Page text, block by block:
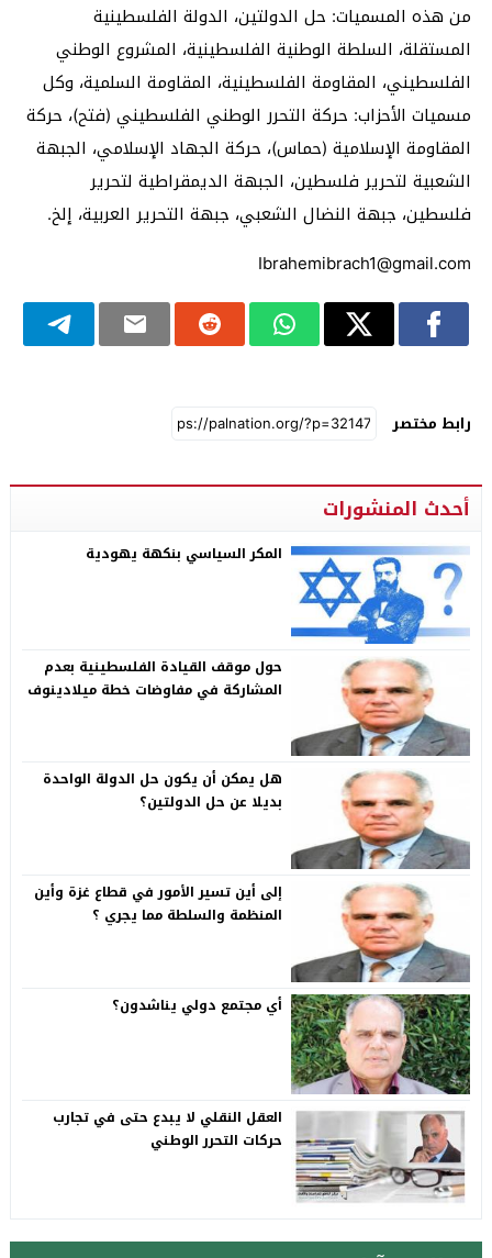
من هذه المسميات: حل الدولتين، الدولة الفلسطينية
المستقلة، السلطة الوطنية الفلسطينية، المشروع الوطني
الفلسطيني، المقاومة الفلسطينية، المقاومة السلمية، وكل
مسميات الأحزاب: حركة التحرر الوطني الفلسطيني (فتح)، حركة
المقاومة الإسلامية (حماس)، حركة الجهاد الإسلامي، الجبهة
الشعبية لتحرير فلسطين، الجبهة الديمقراطية لتحرير
فلسطين، جبهة النضال الشعبي، جبهة التحرير العربية، إلخ.
Ibrahemibrach1@gmail.com
رابط مختصر
أحدث المنشورات
المكر السياسي بنكهة يهودية
حول موقف القيادة الفلسطينية بعدم
المشاركة في مفاوضات خطة ميلادينوف
هل يمكن أن يكون حل الدولة الواحدة
بديلا عن حل الدولتين؟
إلى أين تسير الأمور في قطاع غزة وأين
المنظمة والسلطة مما يجري ؟
أي مجتمع دولي يناشدون؟
العقل النقلي لا يبدع حتى في تجارب
حركات التحرر الوطني